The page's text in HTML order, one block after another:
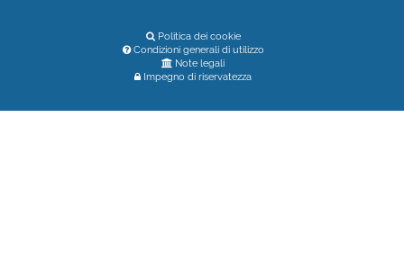
Politica dei cookie
Condizioni generali di utilizzo
Note legali
Impegno di riservatezza